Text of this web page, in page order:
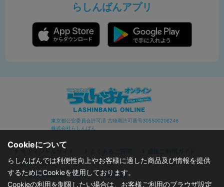
らしんばんアプリ
東京都公安委員会許可済 古物商許可番号305500206246
株式会社らしんばん
オフィシャルサイト よくあるご質問
通販ご利用ガイド
お問い合わせ
セキュリティポリシー
プライバシーポリシー
特定商取引に関する表記
利用規約
Cookieについて
らしんばんでは利便性向上やお客様に適した商品及び情報を提供
するためにCookieを使用しております。
Cookieの利用を制限したい場合は、お客様ご利用のブラウザ設定